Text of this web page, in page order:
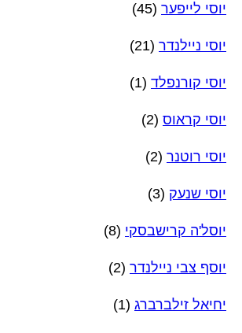
יוסי לייפער (45)
יוסי ניילנדר (21)
יוסי קורנפלד (1)
יוסי קראוס (2)
יוסי רוטנר (2)
יוסי שנעק (3)
יוסל'ה קרישבסקי (8)
יוסף צבי ניילנדר (2)
יחיאל זילברברג (1)